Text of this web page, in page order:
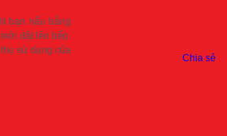
bạn nấu bằng
đặt lên bếp.
sử dụng của
Chia sẻ